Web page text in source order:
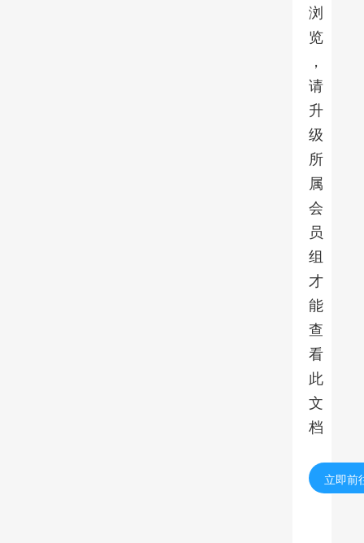
浏
览
，
请
升
级
所
属
会
员
组
才
能
查
看
此
文
档
立即前